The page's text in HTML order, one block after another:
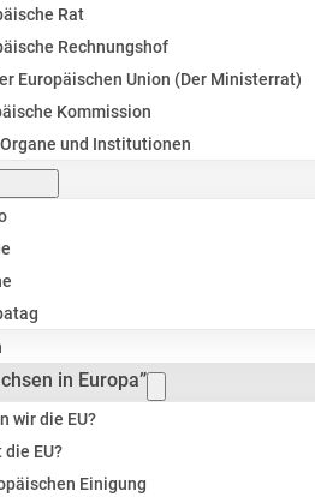
Rat
Rechnungshof
Europäischen Union (Der Ministerrat)
Kommission
und Institutionen
in Europa”
wir die EU?
EU?
Einigung